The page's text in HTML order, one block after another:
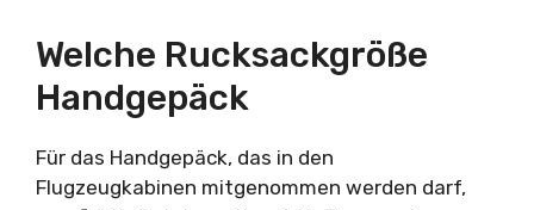
Welche Rucksackgröße
Handgepäck
Für das Handgepäck, das in den
Flugzeugkabinen mitgenommen werden darf,